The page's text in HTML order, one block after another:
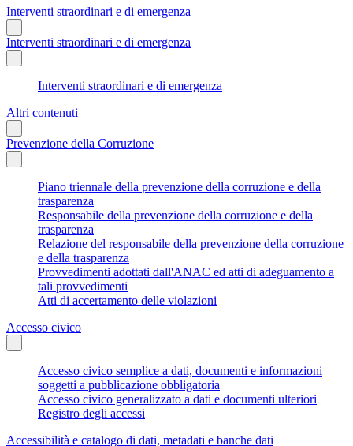
Interventi straordinari e di emergenza
Interventi straordinari e di emergenza
Interventi straordinari e di emergenza
Altri contenuti
Prevenzione della Corruzione
Piano triennale della prevenzione della corruzione e della
trasparenza
Responsabile della prevenzione della corruzione e della
trasparenza
Relazione del responsabile della prevenzione della corruzione
e della trasparenza
Provvedimenti adottati dall'ANAC ed atti di adeguamento a
tali provvedimenti
Atti di accertamento delle violazioni
Accesso civico
Accesso civico semplice a dati, documenti e informazioni
soggetti a pubblicazione obbligatoria
Accesso civico generalizzato a dati e documenti ulteriori
Registro degli accessi
Accessibilità e catalogo di dati, metadati e banche dati